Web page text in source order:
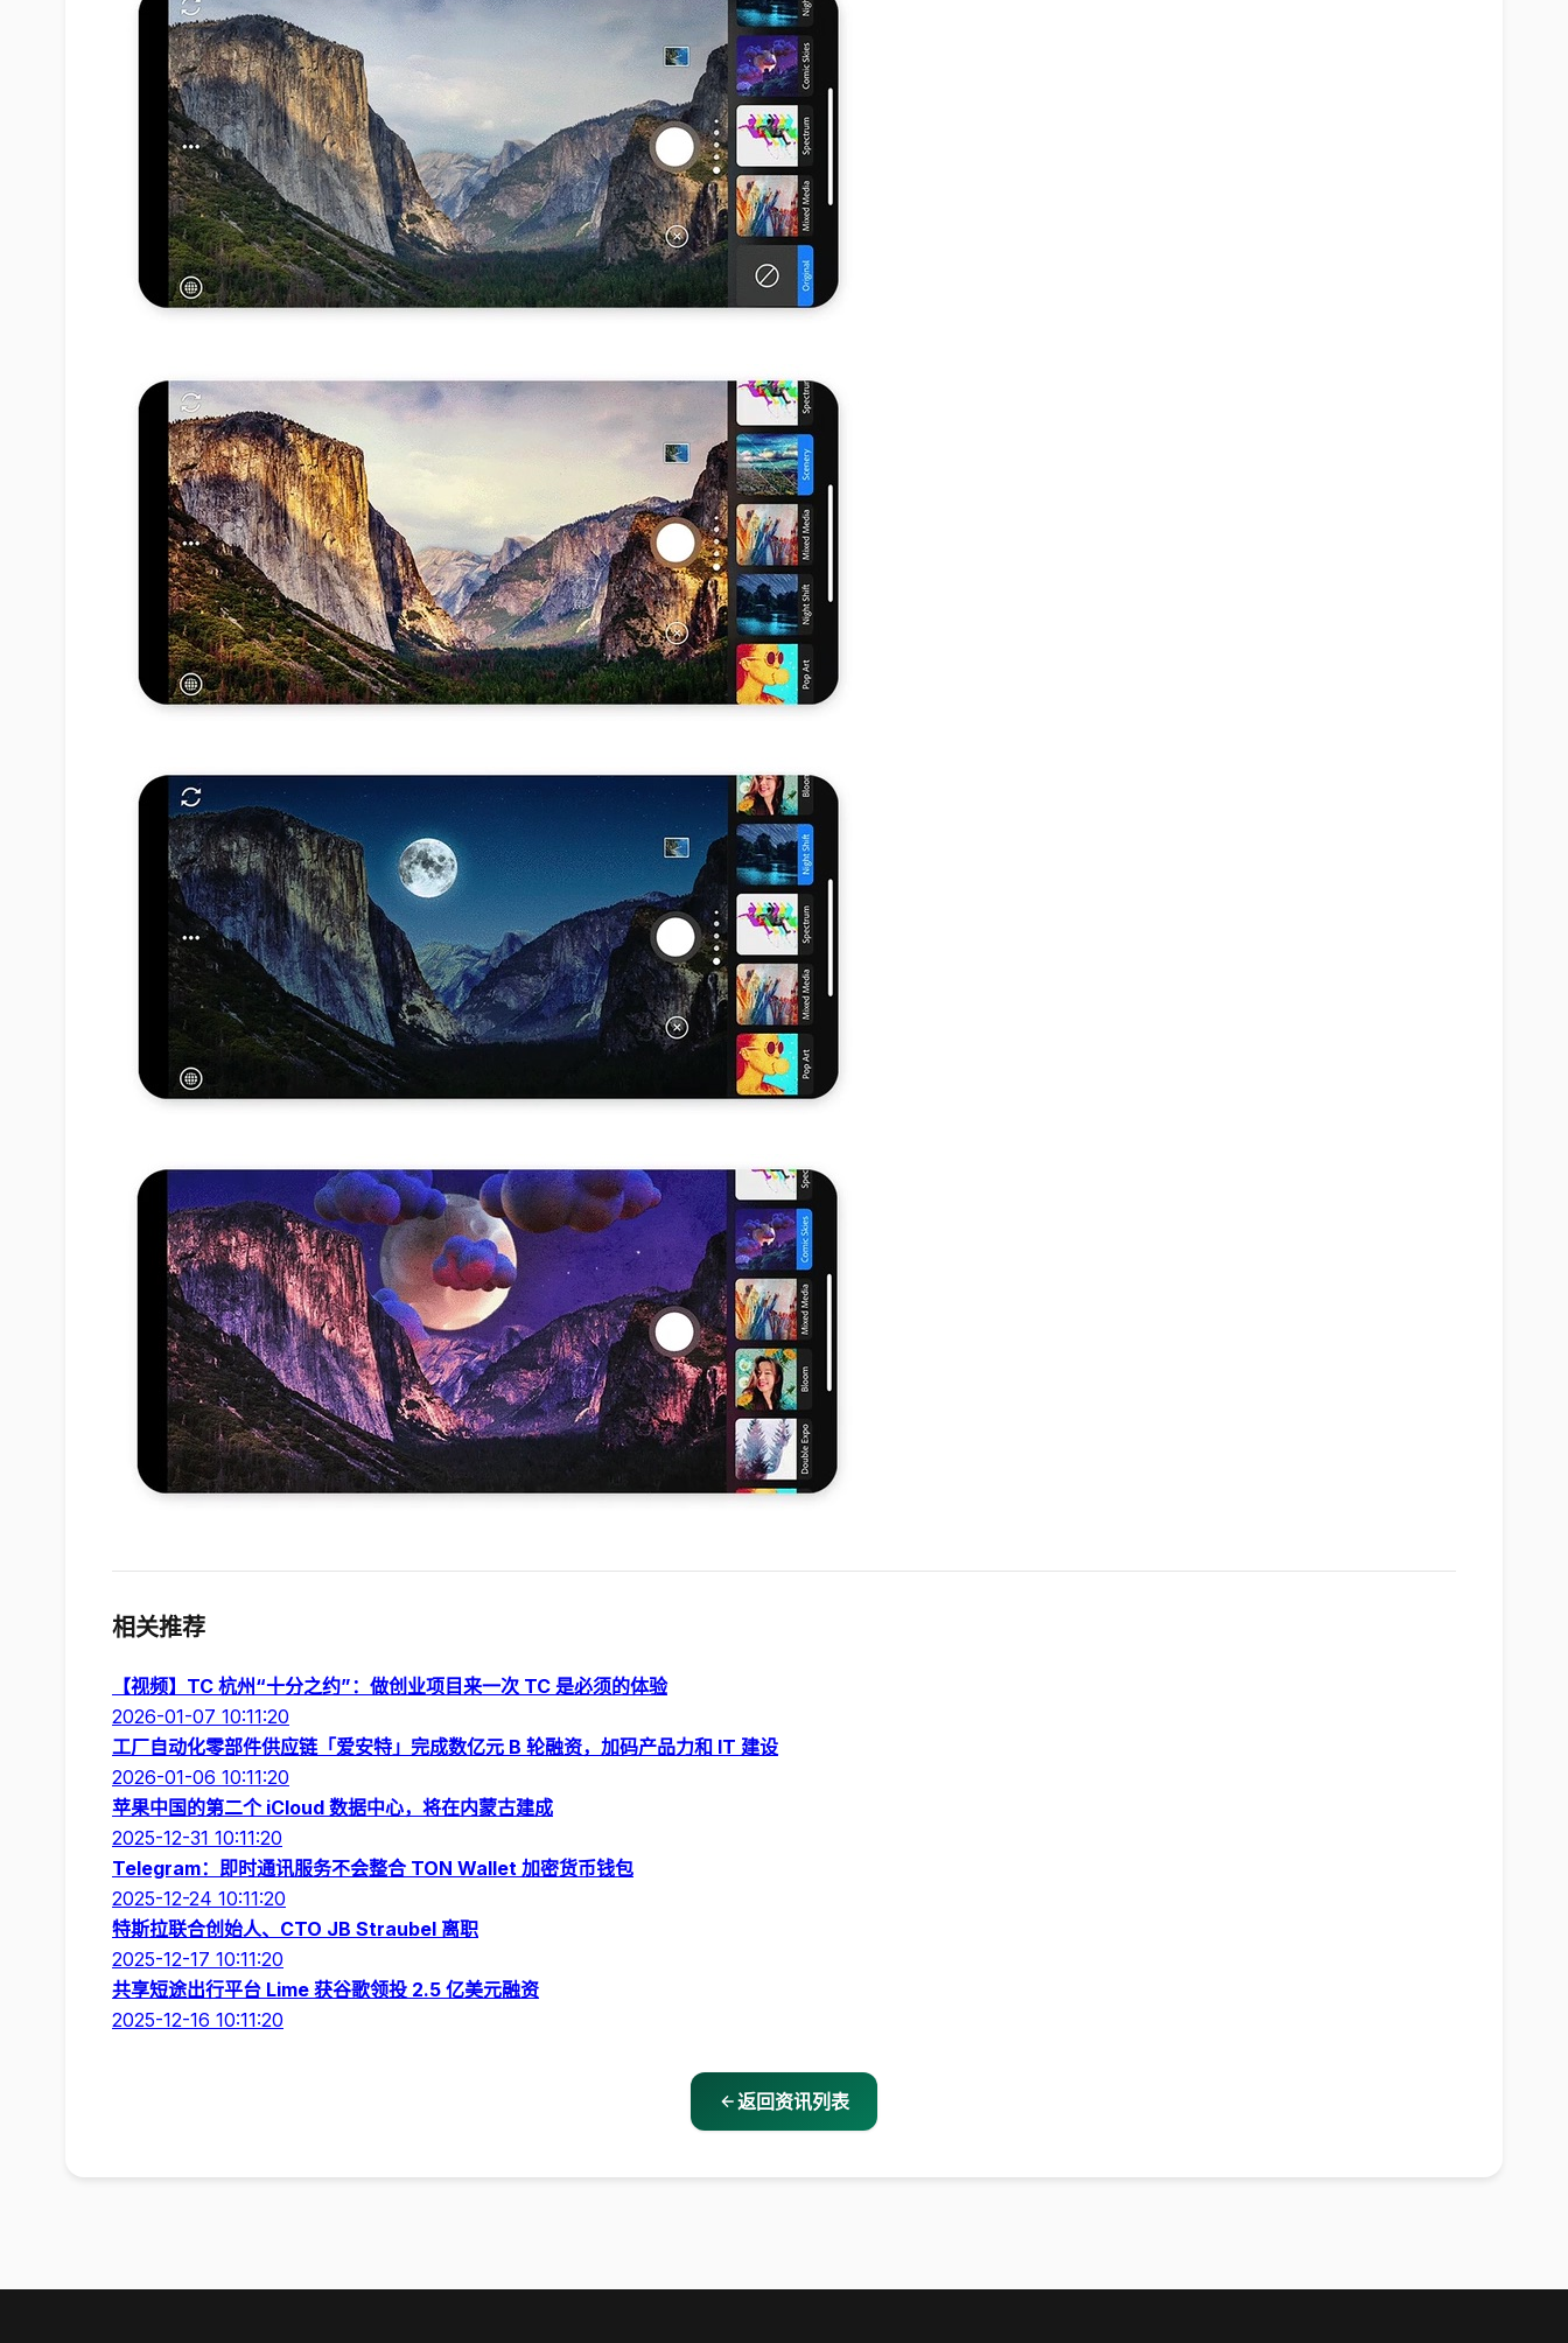
相关推荐
【视频】TC 杭州“十分之约”：做创业项目来一次 TC 是必须的体验
2026-01-07 10:11:20
工厂自动化零部件供应链「爱安特」完成数亿元 B 轮融资，加码产品力和 IT 建设
2026-01-06 10:11:20
苹果中国的第二个 iCloud 数据中心，将在内蒙古建成
2025-12-31 10:11:20
Telegram：即时通讯服务不会整合 TON Wallet 加密货币钱包
2025-12-24 10:11:20
特斯拉联合创始人、CTO JB Straubel 离职
2025-12-17 10:11:20
共享短途出行平台 Lime 获谷歌领投 2.5 亿美元融资
2025-12-16 10:11:20
返回资讯列表